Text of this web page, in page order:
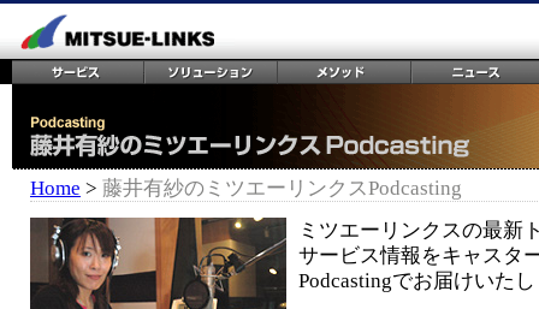
Home > 藤井有紗のミツエーリンクスPodcasting
ミツエーリンクスの最新
サービス情報をキャスタ
Podcastingでお届けいた